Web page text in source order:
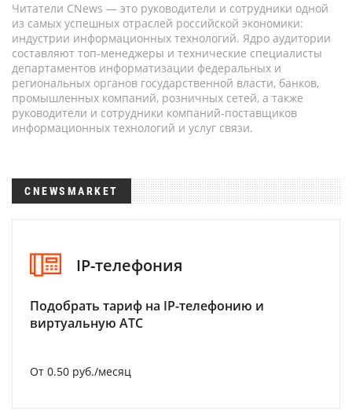
Читатели CNews — это руководители и сотрудники одной
из самых успешных отраслей российской экономики:
индустрии информационных технологий. Ядро аудитории
составляют топ-менеджеры и технические специалисты
департаментов информатизации федеральных и
региональных органов государственной власти, банков,
промышленных компаний, розничных сетей, а также
руководители и сотрудники компаний-поставщиков
информационных технологий и услуг связи.
CNEWSMARKET
IP-телефония
Подобрать тариф на IP-телефонию и
виртуальную АТС
От 0.50 руб./месяц